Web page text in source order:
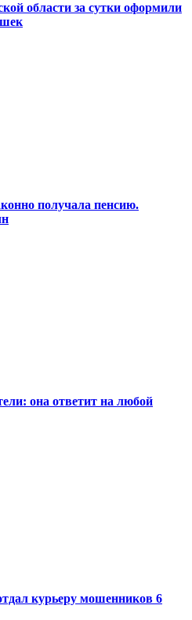
области за сутки оформили
получала пенсию.
она ответит на любой
курьеру мошенников 6